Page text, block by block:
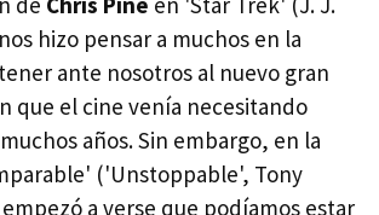
hizo pensar a muchos en la
ante nosotros al nuevo gran
que el cine venía necesitando
años. Sin embargo, en la
('Unstoppable', Tony
a verse que podíamos estar